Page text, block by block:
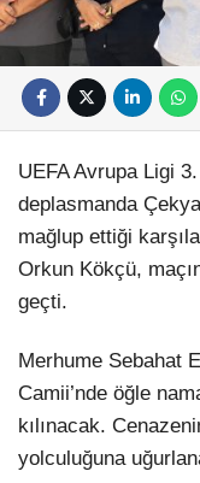
UEFA Avrupa Ligi
deplasmanda
mağlup ettiği
Orkun Kökçü,
geçti.
Merhume Sebahat
Camii’nde öğle
kılınacak.
yolculuğuna